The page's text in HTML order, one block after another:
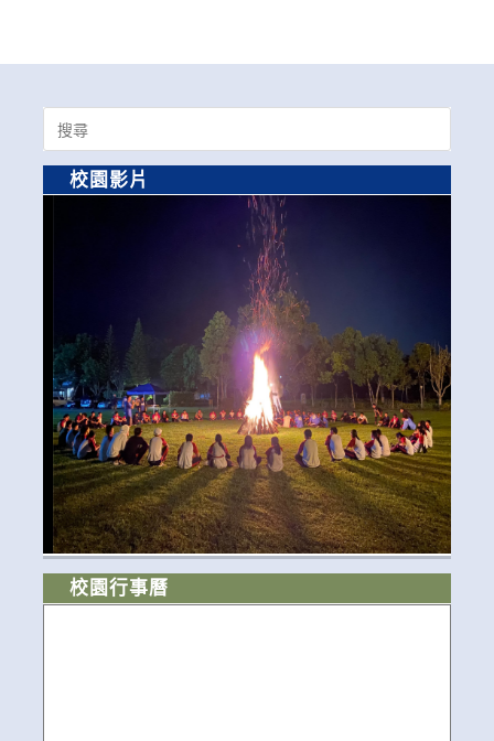
Search
for:
校園影片
校園行事曆